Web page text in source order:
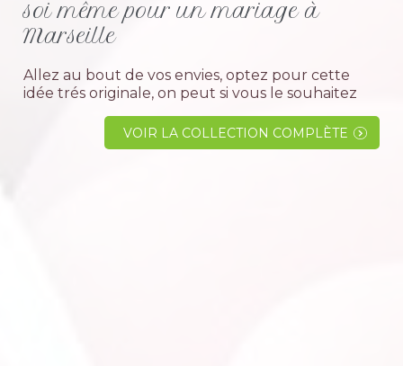
soi même pour un mariage à
Marseille
Allez au bout de vos envies, optez pour cette
idée trés originale, on peut si vous le souhaitez
vous donner des conseils sur la confection de vos
bonbonnières à...
VOIR LA COLLECTION COMPLÈTE